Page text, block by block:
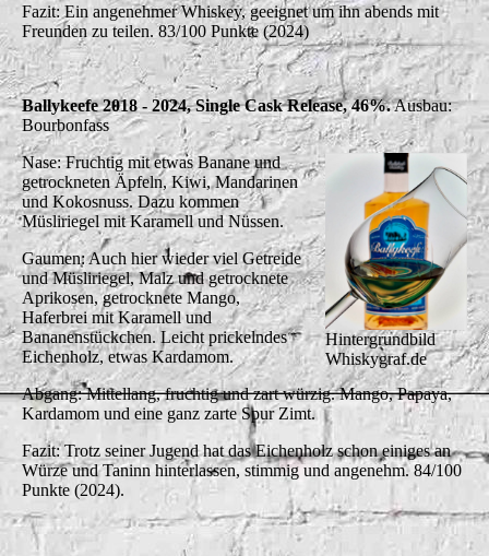
Fazit: Ein angenehmer Whiskey, geeignet um ihn abends mit
Freunden zu teilen. 83/100 Punkte (2024)
Ballykeefe 2018 - 2024, Single Cask Release, 46%.Ausbau:
Bourbonfass
Hintergrundbild
Whiskygraf.de
Nase: Fruchtig mit etwas Banane und
getrockneten Äpfeln, Kiwi, Mandarinen
und Kokosnuss. Dazu kommen
Müsliriegel mit Karamell und Nüssen.
Gaumen: Auch hier wieder viel Getreide
und Müsliriegel, Malz und getrocknete
Aprikosen, getrocknete Mango,
Haferbrei mit Karamell und
Bananenstückchen. Leicht prickelndes
Eichenholz, etwas Kardamom.
Abgang: Mittellang, fruchtig und zart würzig. Mango, Papaya,
Kardamom und eine ganz zarte Spur Zimt.
Fazit: Trotz seiner Jugend hat das Eichenholz schon einiges an
Würze und Taninn hinterlassen, stimmig und angenehm. 84/100
Punkte (2024).